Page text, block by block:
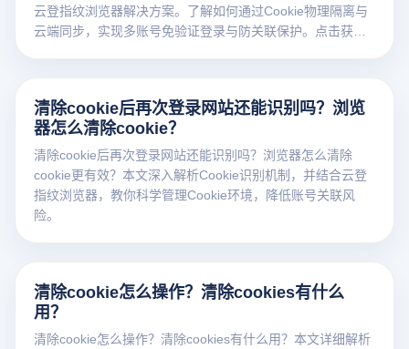
云登指纹浏览器解决方案。了解如何通过Cookie物理隔离与
云端同步，实现多账号免验证登录与防关联保护。点击获取
清除cookie后再次登录网站还能识别吗？浏览
器怎么清除cookie？
清除cookie后再次登录网站还能识别吗？浏览器怎么清除
cookie更有效？本文深入解析Cookie识别机制，并结合云登
指纹浏览器，教你科学管理Cookie环境，降低账号关联风
险。
清除cookie怎么操作？清除cookies有什么
用？
清除cookie怎么操作？清除cookies有什么用？本文详细解析